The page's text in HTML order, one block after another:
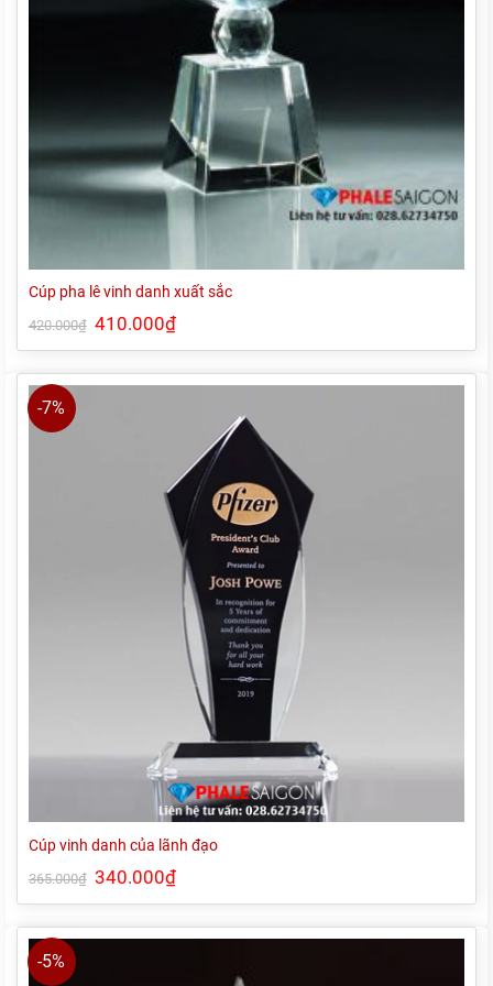
Cúp pha lê vinh danh xuất sắc
420.000₫ Giá
gốc
là:
410.000₫Giá
hiện
tại
410.000₫.
-7%
Cúp vinh danh của lãnh đạo
365.000₫ Giá
gốc
là:
340.000₫Giá
hiện
tại
340.000₫.
-5%